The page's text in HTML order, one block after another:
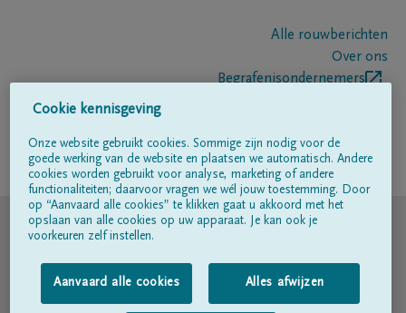
Alle rouwberichten
Over ons
Begrafenisondernemers
Volg ons op
© DELA
Gebruiksvoorwaarden
Privacyverklaring
Cookie kennisgeving
Onze website gebruikt cookies. Sommige zijn nodig voor de
goede werking van de website en plaatsen we automatisch. Andere
cookies worden gebruikt voor analyse, marketing of andere
functionaliteiten; daarvoor vragen we wél jouw toestemming. Door
op “Aanvaard alle cookies” te klikken gaat u akkoord met het
opslaan van alle cookies op uw apparaat. Je kan ook je
voorkeuren zelf instellen.
Aanvaard alle cookies Alles afwijzen